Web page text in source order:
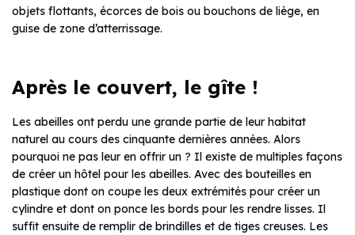
objets flottants, écorces de bois ou bouchons de liège, en
guise de zone d’atterrissage.
Après le couvert, le gîte !
Les abeilles ont perdu une grande partie de leur habitat
naturel au cours des cinquante dernières années. Alors
pourquoi ne pas leur en offrir un ? Il existe de multiples façons
de créer un hôtel pour les abeilles. Avec des bouteilles en
plastique dont on coupe les deux extrémités pour créer un
cylindre et dont on ponce les bords pour les rendre lisses. Il
suffit ensuite de remplir de brindilles et de tiges creuses. Les